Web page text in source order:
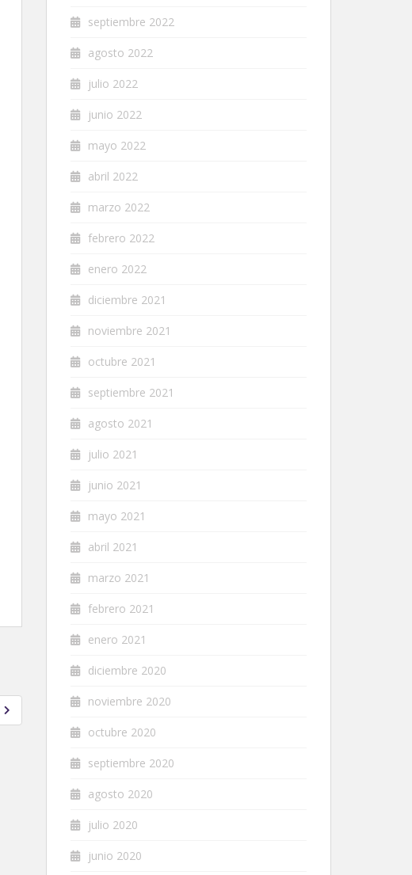
septiembre 2022
agosto 2022
julio 2022
junio 2022
mayo 2022
abril 2022
marzo 2022
febrero 2022
enero 2022
diciembre 2021
noviembre 2021
octubre 2021
septiembre 2021
agosto 2021
julio 2021
junio 2021
mayo 2021
abril 2021
marzo 2021
febrero 2021
enero 2021
diciembre 2020
noviembre 2020
octubre 2020
septiembre 2020
agosto 2020
julio 2020
junio 2020